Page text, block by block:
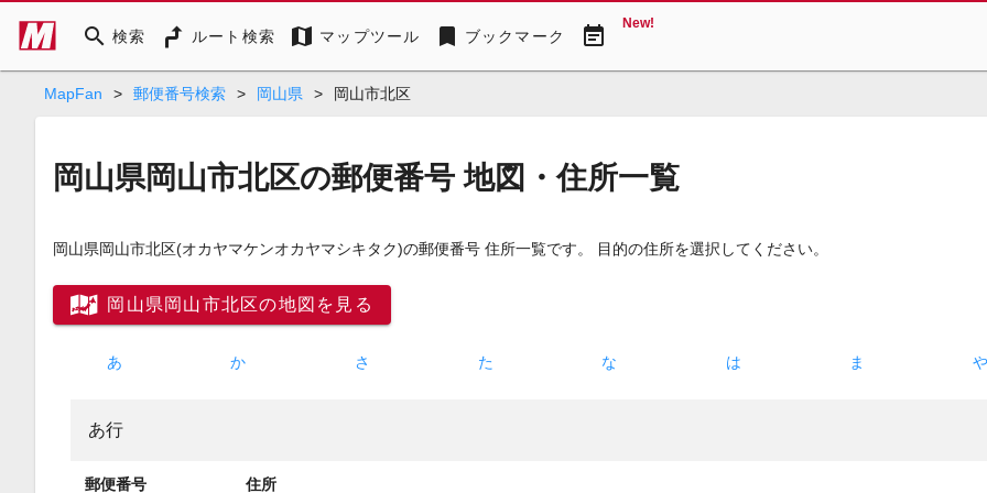
search 検索 ルート検索 map マップツール bookmark ブックマーク event_note New!
MapFan > 郵便番号検索 > 岡山県 > 岡山市北区
岡山県岡山市北区の郵便番号 地図・住所一覧
岡山県岡山市北区(オカヤマケンオカヤマシキタク)の郵便番号 住所一覧です。 目的の住所を選択してください。
岡山県岡山市北区の地図を見る
あ か さ た な は ま や
あ行
郵便番号 住所